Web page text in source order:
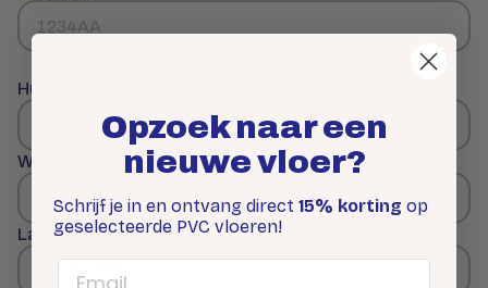
Huisnummer
Woonplaats
Land*
Opzoek naar een
nieuwe vloer?
Schrijf je in en ontvang direct 15% korting op
geselecteerde PVC vloeren!
Email